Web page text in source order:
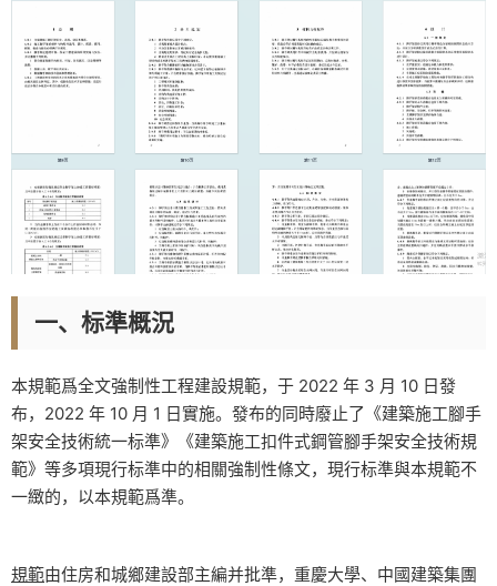
一、标準概況
本規範爲全文強制性工程建設規範，于 2022 年 3 月 10 日發
布，2022 年 10 月 1 日實施。發布的同時廢止了《建築施工腳手
架安全技術統一标準》《建築施工扣件式鋼管腳手架安全技術規
範》等多項現行标準中的相關強制性條文，現行标準與本規範不
一緻的，以本規範爲準。
規範由住房和城鄉建設部主編并批準，重慶大學、中國建築集團